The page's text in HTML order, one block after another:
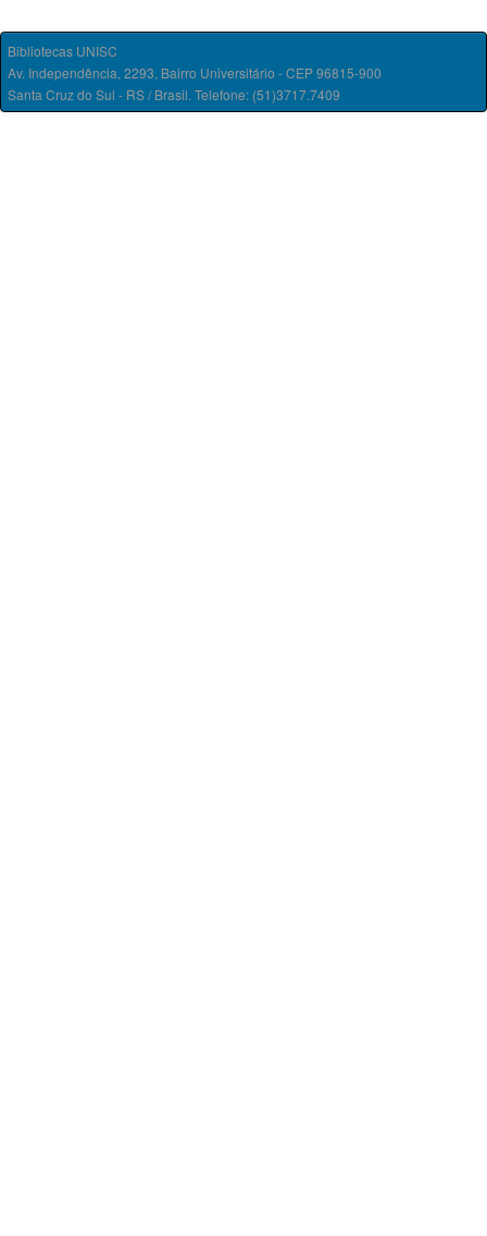
Bibliotecas UNISC
Av. Independência, 2293, Bairro Universitário - CEP 96815-900
Santa Cruz do Sul - RS / Brasil. Telefone: (51)3717.7409